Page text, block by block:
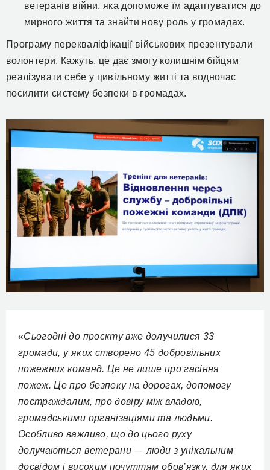
ветеранів війни, яка допоможе їм адаптуватися до
мирного життя та знайти нову роль у громадах.
Програму перекваліфікації військових презентували
волонтери. Кажуть, це дає змогу колишнім бійцям
реалізувати себе у цивільному житті та водночас
посилити систему безпеки в громадах.
«Сьогодні до проєкту вже долучилися 33
громади, у яких створено 45 добровільних
пожежних команд. Це не лише про гасіння
пожеж. Це про безпеку на дорогах, допомогу
постраждалим, про довіру між владою,
громадськими організаціями та людьми.
Особливо важливо, що до цього руху
долучаються ветерани — люди з унікальним
досвідом і високим почуттям обов’язку, для яких